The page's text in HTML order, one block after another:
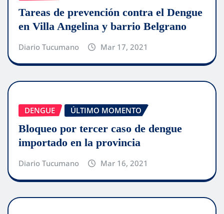
Tareas de prevención contra el Dengue
en Villa Angelina y barrio Belgrano
Diario Tucumano Mar 17, 2021
DENGUE ÚLTIMO MOMENTO
Bloqueo por tercer caso de dengue
importado en la provincia
Diario Tucumano Mar 16, 2021